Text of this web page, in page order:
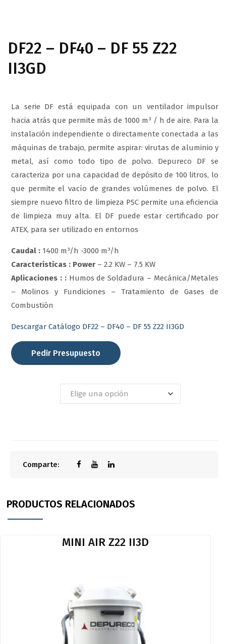
DF22 – DF40 – DF 55 Z22
II3GD
La serie DF está equipada con un ventilador impulsor
hacia atrás que permite más de 1000 m³ / h de aire. Para la
instalación independiente o directamente conectada a las
máquinas de trabajo, permite aspirar: virutas de aluminio y
metal, así como todo tipo de polvo. Depureco DF se
caracteriza por una capacidad de depósito de 100 litros, lo
que permite el vacío de grandes volúmenes de polvo. El
siempre nuevo filtro de limpieza PSC permite una eficiencia
de limpieza muy alta. El DF puede estar certificado por
ATEX, para ser utilizado en entornos
Caudal : 1400 m³/h -3000 m³/h
Características : Power – 2.2 KW – 7.5 KW
Aplicaciones : :Humos de Soldadura – Mecánica/Metales
– Molinos y Fundiciones – Tratamiento de Gases de
Combustión
Descargar Catálogo DF22 – DF40 – DF 55 Z22 II3GD
Pedir Presupuesto
Comparte:
PRODUCTOS RELACIONADOS
MINI AIR Z22 II3D